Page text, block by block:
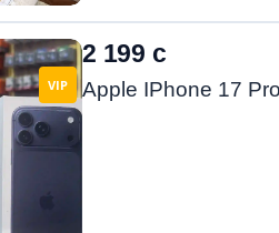
VIP
2 199 с
Apple IPhone 17